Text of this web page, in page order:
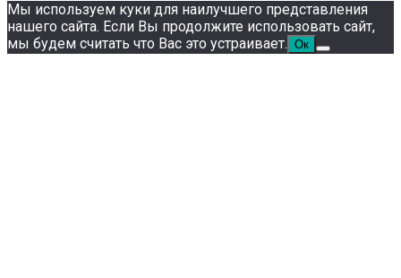
Мы используем куки для наилучшего представления
нашего сайта. Если Вы продолжите использовать сайт,
мы будем считать что Вас это устраивает. Ок